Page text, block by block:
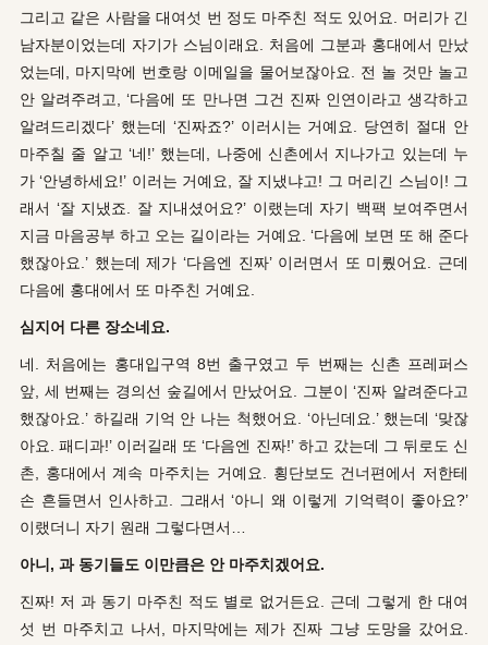
그리고 같은 사람을 대여섯 번 정도 마주친 적도 있어요. 머리가 긴
남자분이었는데 자기가 스님이래요. 처음에 그분과 홍대에서 만났
었는데, 마지막에 번호랑 이메일을 물어보잖아요. 전 놀 것만 놀고
안 알려주려고, ‘다음에 또 만나면 그건 진짜 인연이라고 생각하고
알려드리겠다’ 했는데 ‘진짜죠?’ 이러시는 거예요. 당연히 절대 안
마주칠 줄 알고 ‘네!’ 했는데, 나중에 신촌에서 지나가고 있는데 누
가 ‘안녕하세요!’ 이러는 거예요, 잘 지냈냐고! 그 머리긴 스님이! 그
래서 ‘잘 지냈죠. 잘 지내셨어요?’ 이랬는데 자기 백팩 보여주면서
지금 마음공부 하고 오는 길이라는 거예요. ‘다음에 보면 또 해 준다
했잖아요.’ 했는데 제가 ‘다음엔 진짜’ 이러면서 또 미뤘어요. 근데
다음에 홍대에서 또 마주친 거예요.
심지어 다른 장소네요.
네. 처음에는 홍대입구역 8번 출구였고 두 번째는 신촌 프레퍼스
앞, 세 번째는 경의선 숲길에서 만났어요. 그분이 ‘진짜 알려준다고
했잖아요.’ 하길래 기억 안 나는 척했어요. ‘아닌데요.’ 했는데 ‘맞잖
아요. 패디과!’ 이러길래 또 ‘다음엔 진짜!’ 하고 갔는데 그 뒤로도 신
촌, 홍대에서 계속 마주치는 거예요. 횡단보도 건너편에서 저한테
손 흔들면서 인사하고. 그래서 ‘아니 왜 이렇게 기억력이 좋아요?’
이랬더니 자기 원래 그렇다면서…
아니, 과 동기들도 이만큼은 안 마주치겠어요.
진짜! 저 과 동기 마주친 적도 별로 없거든요. 근데 그렇게 한 대여
섯 번 마주치고 나서, 마지막에는 제가 진짜 그냥 도망을 갔어요.